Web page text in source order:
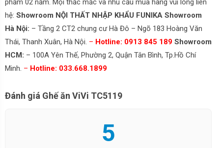
phẩm 02 năm. Mọi thắc mắc và nhu cầu mua hàng vui lòng liên
hệ: Showroom NỘI THẤT NHẬP KHẨU FUNIKA Showroom
Hà Nội: – Tầng 2 CT2 chung cư Hà Đô – Ngõ 183 Hoàng Văn
Thái, Thanh Xuân, Hà Nội. – Hotline: 0913 845 189 Showroom
HCM: – 100A Yên Thế, Phường 2, Quận Tân Bình, Tp.Hồ Chí
Minh. – Hotline: 033.668.1899
Đánh giá Ghế ăn ViVi TC5119
5